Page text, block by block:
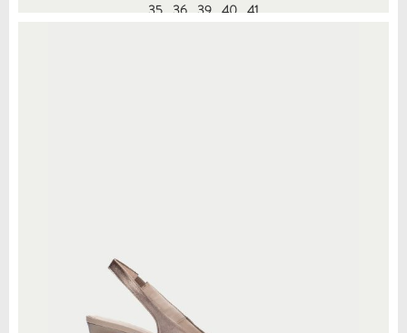
35 36 39 40 41